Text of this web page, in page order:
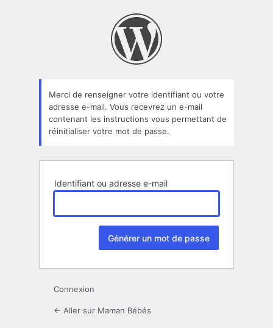
oublié
Merci de renseigner votre identifiant ou votre
adresse e-mail. Vous recevrez un e-mail
contenant les instructions vous permettant de
réinitialiser votre mot de passe.
Identifiant ou adresse e-mail
Connexion
← Aller sur Maman Bébés